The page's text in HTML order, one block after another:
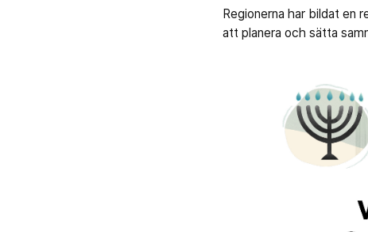
Regionerna har bildat en
att planera och sätta